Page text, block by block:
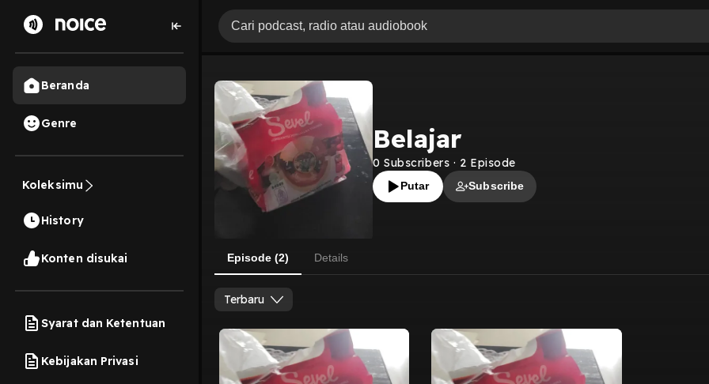
Beranda
Genre
Koleksimu
History
Konten disukai
Syarat dan Ketentuan
Kebijakan Privasi
Belajar
0 Subscribers · 2 Episode
Putar Subscribe
Episode (2) Details
Terbaru